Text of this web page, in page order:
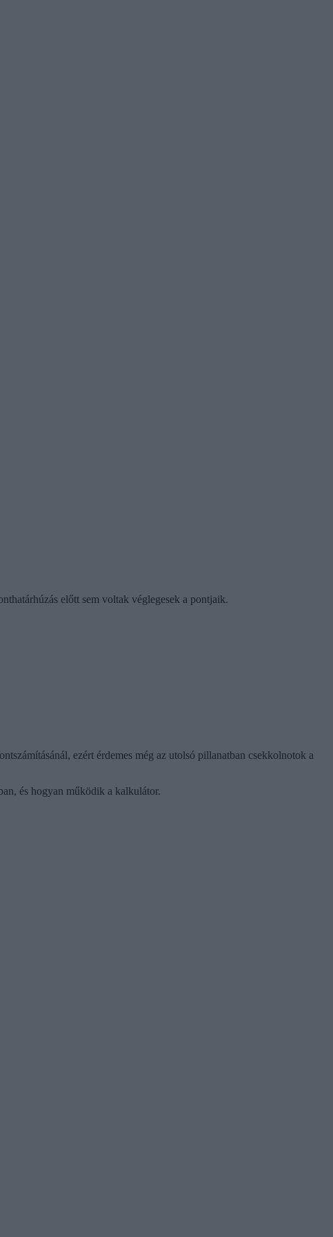
előtt sem voltak véglegesek a pontjaik.
ezért érdemes még az utolsó pillanatban csekkolnotok a
és hogyan működik a kalkulátor.